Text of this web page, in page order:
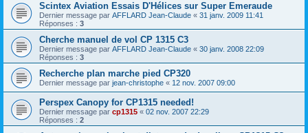
Scintex Aviation Essais D'Hélices sur Super Emeraude
Dernier message par AFFLARD Jean-Claude « 31 janv. 2009 11:41
Réponses : 3
Cherche manuel de vol CP 1315 C3
Dernier message par AFFLARD Jean-Claude « 30 janv. 2008 22:09
Réponses : 3
Recherche plan marche pied CP320
Dernier message par jean-christophe « 12 nov. 2007 09:00
Perspex Canopy for CP1315 needed!
Dernier message par cp1315 « 02 nov. 2007 22:29
Réponses : 2